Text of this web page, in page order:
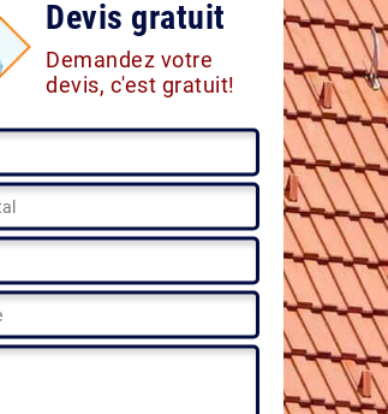
Devis gratuit
Demandez votre
devis, c'est gratuit!